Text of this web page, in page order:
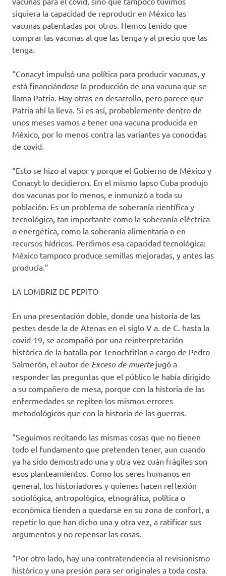
siquiera la capacidad de reproducir en México las
vacunas patentadas por otros. Hemos tenido que
comprar las vacunas al que las tenga y al precio que las
tenga.
“Conacyt impulsó una política para producir vacunas, y
está financiándose la producción de una vacuna que se
llama Patria. Hay otras en desarrollo, pero parece que
Patria ahí la lleva. Si es así, probablemente dentro de
unos meses vamos a tener una vacuna producida en
México, por lo menos contra las variantes ya conocidas
de covid.
“Esto se hizo al vapor y porque el Gobierno de México y
Conacyt lo decidieron. En el mismo lapso Cuba produjo
dos vacunas por lo menos, e inmunizó a toda su
población. Es un problema de soberanía científica y
tecnológica, tan importante como la soberanía eléctrica
o energética, como la soberanía alimentaria o en
recursos hídricos. Perdimos esa capacidad tecnológica:
México tampoco produce semillas mejoradas, y antes las
producía.”
LA LOMBRIZ DE PEPITO
En una presentación doble, donde una historia de las
pestes desde la de Atenas en el siglo V a. de C. hasta la
covid-19, se acompañó por una reinterpretación
histórica de la batalla por Tenochtitlan a cargo de Pedro
Salmerón, el autor de Exceso de muertejugó a
responder las preguntas que el público le había dirigido
a su compañero de mesa, porque con la historia de las
enfermedades se repiten los mismos errores
metodológicos que con la historia de las guerras.
“Seguimos recitando las mismas cosas que no tienen
todo el fundamento que pretenden tener, aun cuando
ya ha sido demostrado una y otra vez cuán frágiles son
esos planteamientos. Como los seres humanos en
general, los historiadores y quienes hacen reflexión
sociológica, antropológica, etnográfica, política o
económica tienden a quedarse en su zona de confort, a
repetir lo que han dicho una y otra vez, a ratificar sus
argumentos y no repensar las cosas.
“Por otro lado, hay una contratendencia al revisionismo
histórico y una presión para ser originales a toda costa.